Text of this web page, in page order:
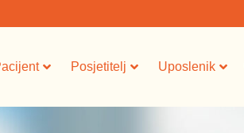
Posjetitelj Uposlenik